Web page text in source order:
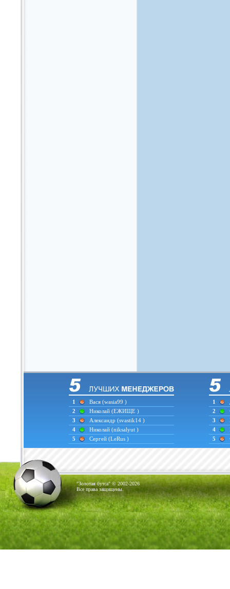
1 Вася (wasia99 )
2
Николай (ЕЖИЩЕ )
3
Александр (svastik14 )
4
Николай (niksalyut )
5
Сергей (LeRus )
1
2
3
4
5
"Золотая бутса" © 2002-2026
Все права защищены.